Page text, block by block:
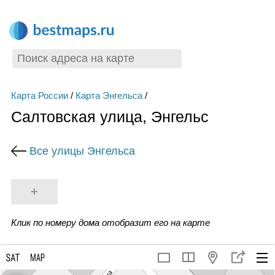
Карта России/ Карта Энгельса/
Салтовская улица, Энгельс
Все улицы Энгельса
+
Клик по номеру дома отобразит его на карте